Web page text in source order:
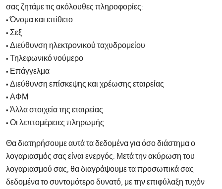
σας ζητάμε τις ακόλουθες πληροφορίες:
• Όνομα και επίθετο
• Σεξ
• Διεύθυνση ηλεκτρονικού ταχυδρομείου
• Τηλεφωνικό νούμερο
• Επάγγελμα
• Διεύθυνση επίσκεψης και χρέωσης εταιρείας
• ΑΦΜ
• Άλλα στοιχεία της εταιρείας
• Οι λεπτομέρειες πληρωμής
Θα διατηρήσουμε αυτά τα δεδομένα για όσο διάστημα ο
λογαριασμός σας είναι ενεργός. Μετά την ακύρωση του
λογαριασμού σας, θα διαγράψουμε τα προσωπικά σας
δεδομένα το συντομότερο δυνατό, με την επιφύλαξη τυχόν